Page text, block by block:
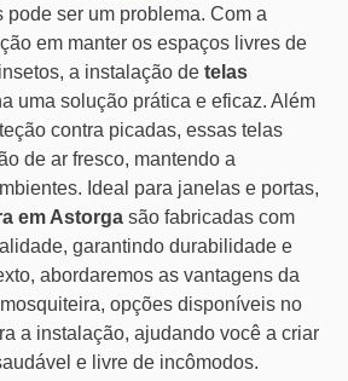
pode ser um problema. Com a
em manter os espaços livres de
a instalação de telas
uma solução prática e eficaz. Além
contra picadas, essas telas
de ar fresco, mantendo a
Ideal para janelas e portas,
em Astorga são fabricadas com
garantindo durabilidade e
abordaremos as vantagens da
opções disponíveis no
a instalação, ajudando você a criar
e livre de incômodos.